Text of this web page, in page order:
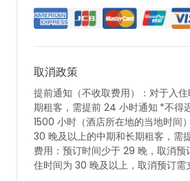
取消政策
提前通知（不收取费用）：对于入
期租客，需提前 24 小时通知 *不得
1500 小时（酒店所在地的当地时间）
30 晚及以上的中期和长期租客，需
费用：预订时间少于 29 晚，取消预
住时间为 30 晚及以上，取消预订需